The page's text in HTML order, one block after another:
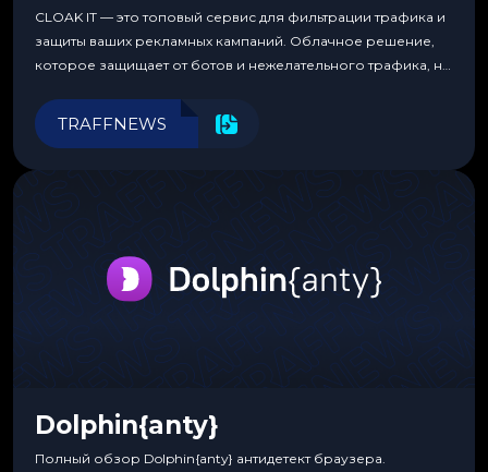
CLOAK IT — это топовый сервис для фильтрации трафика и
защиты ваших рекламных кампаний. Облачное решение,
которое защищает от ботов и нежелательного трафика, не
программирования.
TRAFFNEWS
Dolphin{anty}
Полный обзор Dolphin{anty} антидетект браузера.